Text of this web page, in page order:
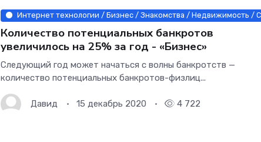
Интернет технологии / Бизнес / Знакомства / Недвижимость /
Количество потенциальных банкротов
увеличилось на 25% за год - «Бизнес»
Следующий год может начаться с волны банкротств —
количество потенциальных банкротов-физлиц...
Давид 15 декабрь 2020 4 722